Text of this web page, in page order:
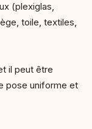
(plexiglas,
toile, textiles,
il peut être
pose uniforme et